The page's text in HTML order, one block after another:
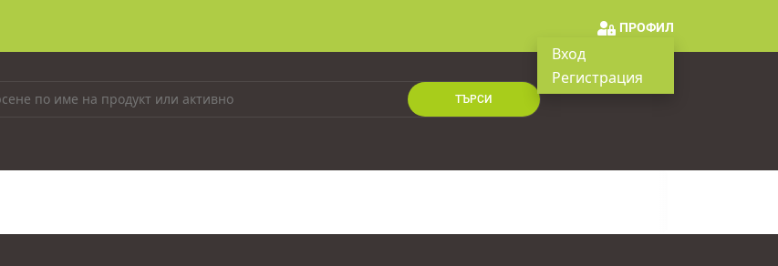
ПРОФИЛ
Вход
Регистрация
ТЪРСИ